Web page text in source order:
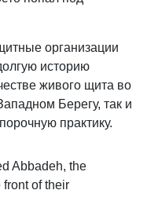
организации
историю
живого щита во
Берегу, так и
практику.
Abbadeh, the
of their